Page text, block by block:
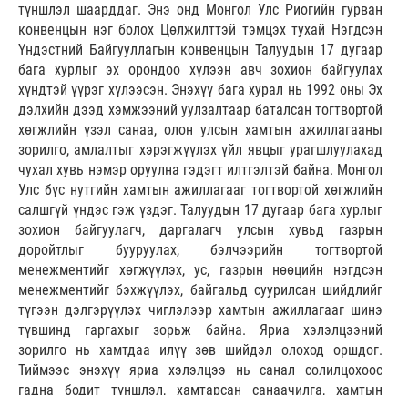
түншлэл шаарддаг. Энэ онд Монгол Улс Риогийн гурван
конвенцын нэг болох Цөлжилттэй тэмцэх тухай Нэгдсэн
Үндэстний Байгууллагын конвенцын Талуудын 17 дугаар
бага хурлыг эх орондоо хүлээн авч зохион байгуулах
хүндтэй үүрэг хүлээсэн. Энэхүү бага хурал нь 1992 оны Эх
дэлхийн дээд хэмжээний уулзалтаар баталсан тогтвортой
хөгжлийн үзэл санаа, олон улсын хамтын ажиллагааны
зорилго, амлалтыг хэрэгжүүлэх үйл явцыг урагшлуулахад
чухал хувь нэмэр оруулна гэдэгт илтгэлтэй байна. Монгол
Улс бүс нутгийн хамтын ажиллагааг тогтвортой хөгжлийн
салшгүй үндэс гэж үздэг. Талуудын 17 дугаар бага хурлыг
зохион байгуулагч, даргалагч улсын хувьд газрын
доройтлыг бууруулах, бэлчээрийн тогтвортой
менежментийг хөгжүүлэх, ус, газрын нөөцийн нэгдсэн
менежментийг бэхжүүлэх, байгальд суурилсан шийдлийг
түгээн дэлгэрүүлэх чиглэлээр хамтын ажиллагааг шинэ
түвшинд гаргахыг зорьж байна. Яриа хэлэлцээний
зорилго нь хамтдаа илүү зөв шийдэл олоход оршдог.
Тиймээс энэхүү яриа хэлэлцээ нь санал солилцохоос
гадна бодит түншлэл, хамтарсан санаачилга, хамтын